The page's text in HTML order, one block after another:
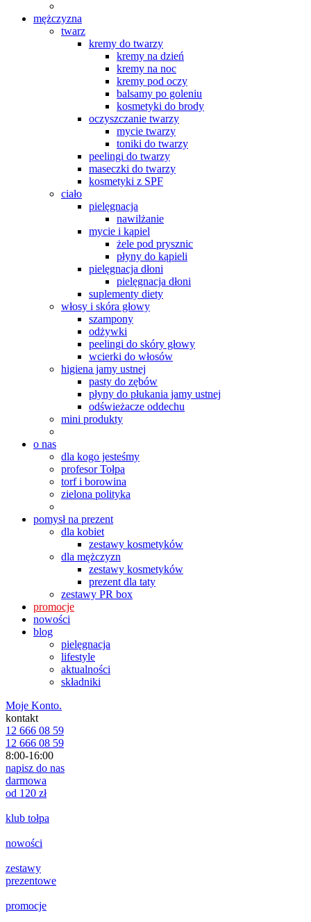
mężczyzna
twarz
kremy do twarzy
kremy na dzień
kremy na noc
kremy pod oczy
balsamy po goleniu
kosmetyki do brody
oczyszczanie twarzy
mycie twarzy
toniki do twarzy
peelingi do twarzy
maseczki do twarzy
kosmetyki z SPF
ciało
pielęgnacja
nawilżanie
mycie i kąpiel
żele pod prysznic
płyny do kąpieli
pielęgnacja dłoni
pielęgnacja dłoni
suplementy diety
włosy i skóra głowy
szampony
odżywki
peelingi do skóry głowy
wcierki do włosów
higiena jamy ustnej
pasty do zębów
płyny do płukania jamy ustnej
odświeżacze oddechu
mini produkty
o nas
dla kogo jesteśmy
profesor Tołpa
torf i borowina
zielona polityka
pomysł na prezent
dla kobiet
zestawy kosmetyków
dla mężczyzn
zestawy kosmetyków
prezent dla taty
zestawy PR box
promocje
nowości
blog
pielęgnacja
lifestyle
aktualności
składniki
Moje Konto.
kontakt
12 666 08 59
12 666 08 59
8:00-16:00
napisz do nas
darmowa
od 120 zł
klub tołpa
nowości
zestawy
prezentowe
promocje